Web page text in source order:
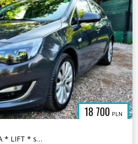
18 700 PLN
BENZYNA * NAWIGACJA * LIFT * super * okazja * polecamy